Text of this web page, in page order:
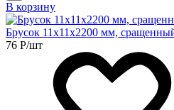
В корзину
Брусок 11х11х2200 мм,
76 Р/шт